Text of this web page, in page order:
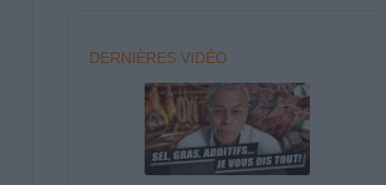
DERNIÈRES VIDÉO